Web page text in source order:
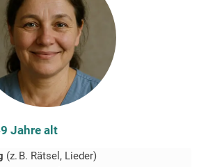
Jahre alt
(z. B. Rätsel, Lieder)